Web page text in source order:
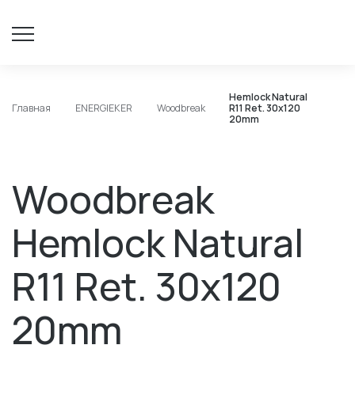
Главная ENERGIEKER Woodbreak
Hemlock Natural
R11 Ret. 30x120
20mm
Woodbreak
Hemlock Natural
R11 Ret. 30x120
20mm